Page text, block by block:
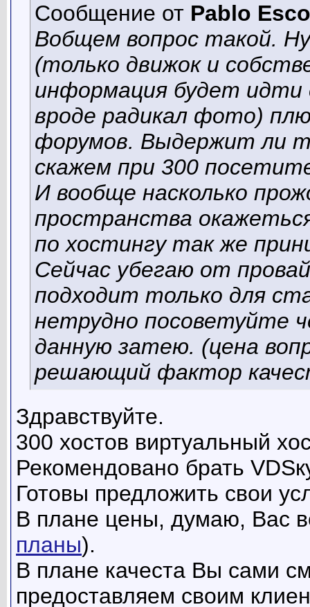
Сообщение от Pablo
Вобщем вопрос такой.
(только движок и
информация будет идти
вроде радикал фото)
форумов. Выдержит ли
скажем при 300
И вообще насколько
пространства
по хостингу так же
Сейчас убегаю от
подходит только для
нетрудно посоветуйте
данную затею. (цена
решающий фактор
Здравствуйте.
300 хостов виртуальный
Рекомендовано брать
Готовы предложить свои
В плане цены, думаю, Вас
планы).
В плане качеста Вы сами
предоставляем своим